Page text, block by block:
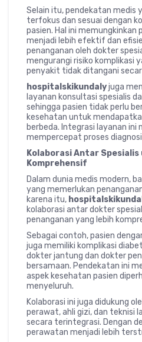
Selain itu, pendekatan medis
terfokus dan sesuai dengan
pasien. Hal ini memungkinkan
menjadi lebih efektif dan
penanganan oleh dokter
mengurangi risiko komplikasi
penyakit tidak ditangani
hospitalskikundalyjuga
layanan konsultasi spesialis
sehingga pasien tidak perlu
kesehatan untuk
berbeda. Integrasi layanan ini
mempercepat proses
Kolaborasi Antar
Komprehensif
Dalam dunia medis modern,
yang memerlukan
karena itu,
kolaborasi antar dokter
penanganan yang lebih
Sebagai contoh, pasien
juga memiliki komplikasi
dokter jantung dan dokter
bersamaan. Pendekatan ini
aspek kesehatan pasien
menyeluruh.
Kolaborasi ini juga didukung
perawat, ahli gizi, dan teknisi
secara terintegrasi. Dengan
perawatan menjadi lebih